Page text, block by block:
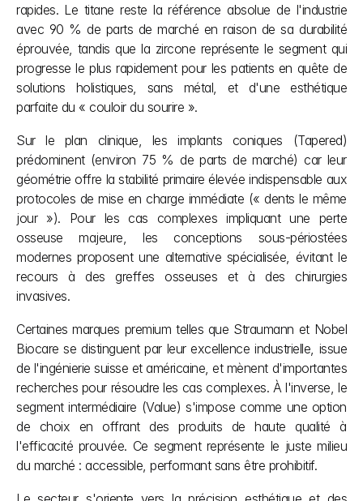
rapides. Le titane reste la référence absolue de l'industrie
avec 90 % de parts de marché en raison de sa durabilité
éprouvée, tandis que la zircone représente le segment qui
progresse le plus rapidement pour les patients en quête de
solutions holistiques, sans métal, et d'une esthétique
parfaite du « couloir du sourire ».
Sur le plan clinique, les implants coniques (Tapered)
prédominent (environ 75 % de parts de marché) car leur
géométrie offre la stabilité primaire élevée indispensable aux
protocoles de mise en charge immédiate (« dents le même
jour »). Pour les cas complexes impliquant une perte
osseuse majeure, les conceptions sous-périostées
modernes proposent une alternative spécialisée, évitant le
recours à des greffes osseuses et à des chirurgies
invasives.
Certaines marques premium telles que Straumann et Nobel
Biocare se distinguent par leur excellence industrielle, issue
de l'ingénierie suisse et américaine, et mènent d'importantes
recherches pour résoudre les cas complexes. À l'inverse, le
segment intermédiaire (Value) s'impose comme une option
de choix en offrant des produits de haute qualité à
l'efficacité prouvée. Ce segment représente le juste milieu
du marché : accessible, performant sans être prohibitif.